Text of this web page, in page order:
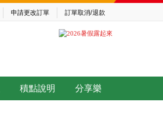
申請更改訂單 訂單取消/退款
積點說明 分享樂